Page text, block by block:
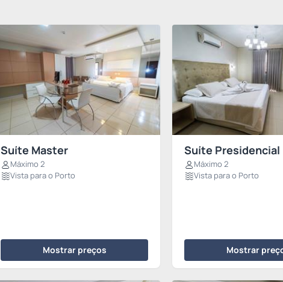
Suíte Master
Máximo 2
Vista para o Porto
Mostrar preços
Suíte Presidencial
Máximo 2
Vista para o Porto
Mostrar